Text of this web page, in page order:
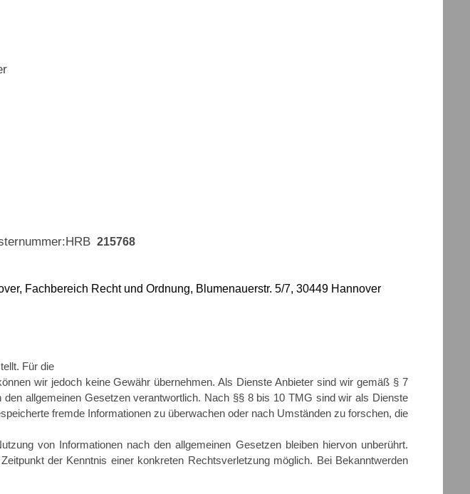
215768
Fachbereich Recht und Ordnung, Blumenauerstr. 5/7, 30449 Hannover
Für die
wir jedoch keine Gewähr übernehmen. Als Dienste Anbieter sind wir gemäß § 7
allgemeinen Gesetzen verantwortlich. Nach §§ 8 bis 10 TMG sind wir als Dienste
fremde Informationen zu überwachen oder nach Umständen zu forschen, die
von Informationen nach den allgemeinen Gesetzen bleiben hiervon unberührt.
der Kenntnis einer konkreten Rechtsverletzung möglich. Bei Bekanntwerden